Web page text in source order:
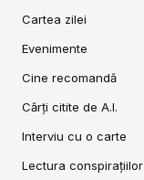
Cartea zilei
Evenimente
Cine recomandă
Cărți citite de A.I.
Interviu cu o carte
Lectura conspirațiilor